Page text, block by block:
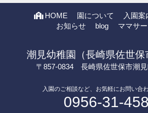
HOME 園について 入園案
お知らせ
blog ママサ
潮見幼稚園（長崎県佐世保
〒857-0834 長崎県佐世保市潮
入園のご相談など、お気軽にお問い合
0956-31-